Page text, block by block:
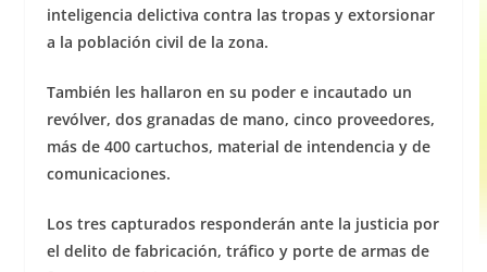
inteligencia delictiva contra las tropas y extorsionar
a la población civil de la zona.
También les hallaron en su poder e incautado un
revólver, dos granadas de mano, cinco proveedores,
más de 400 cartuchos, material de intendencia y de
comunicaciones.
Los tres capturados responderán ante la justicia por
el delito de fabricación, tráfico y porte de armas de